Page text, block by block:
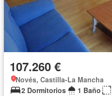
107.260 €
Novés, Castilla-La Mancha
2 Dormitorios
1 Baño